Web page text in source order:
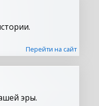
Перейти на сайт
эры.